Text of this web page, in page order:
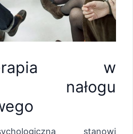
w
nałogu
stanowi